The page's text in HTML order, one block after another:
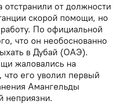
от должности
скорой помощи, но
По официальной
что он необоснованно
в Дубай (ОАЭ).
жаловались на
его уволил первый
Амангельды
неприязни.